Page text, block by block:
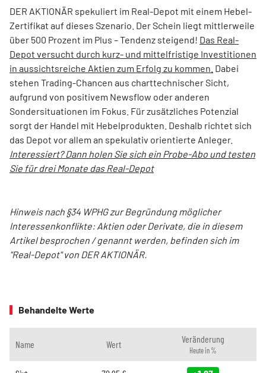
DER AKTIONÄR spekuliert im Real-Depot mit einem Hebel-
Zertifikat auf dieses Szenario. Der Schein liegt mittlerweile
über 500 Prozent im Plus – Tendenz steigend! Das Real-
Depot versucht durch kurz- und mittelfristige Investitionen
in aussichtsreiche Aktien zum Erfolg zu kommen. Dabei
stehen Trading-Chancen aus charttechnischer Sicht,
aufgrund von positivem Newsflow oder anderen
Sondersituationen im Fokus. Für zusätzliches Potenzial
sorgt der Handel mit Hebelprodukten. Deshalb richtet sich
das Depot vor allem an spekulativ orientierte Anleger.
Interessiert? Dann holen Sie sich ein Probe-Abo und testen
Sie für drei Monate das Real-Depot
Hinweis nach §34 WPHG zur Begründung möglicher
Interessenkonflikte: Aktien oder Derivate, die in diesem
Artikel besprochen / genannt werden, befinden sich im
"Real-Depot" von DER AKTIONÄR.
Behandelte Werte
Name Wert Veränderung
Heute in %